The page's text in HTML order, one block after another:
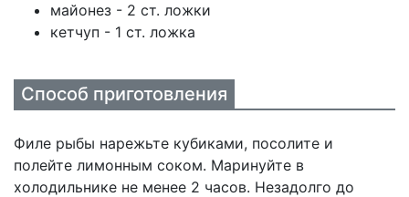
майонез - 2 ст. ложки
кетчуп - 1 ст. ложка
Способ приготовления
Филе рыбы нарежьте кубиками, посолите и
полейте лимонным соком. Маринуйте в
холодильнике не менее 2 часов. Незадолго до